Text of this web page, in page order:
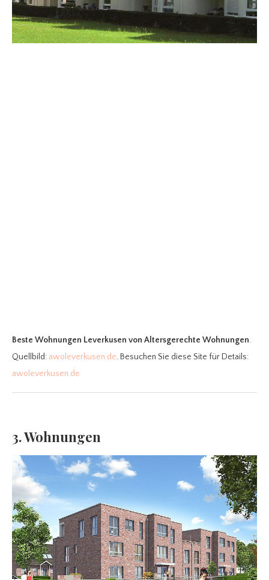
Beste Wohnungen Leverkusen von Altersgerechte Wohnungen.
Quellbild: awoleverkusen.de. Besuchen Sie diese Site für Details:
awoleverkusen.de
3. Wohnungen